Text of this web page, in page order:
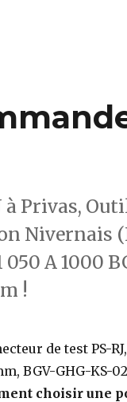
Privas,
Nivernais
050 A 1000
!
de test PS-
BGV-GHG-KS-
choisir une